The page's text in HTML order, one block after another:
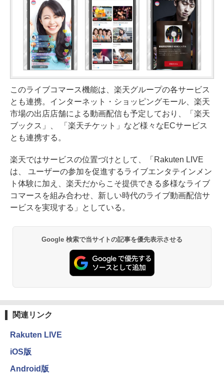
このライブコマース機能は、楽天グループの各サービス
とも連携。インターネット・ショッピングモール、楽天
市場の出店店舗による動画配信も予定しており、「楽天
ブックス」、 「楽天チケット」など様々なECサービス
とも連携する。
楽天ではサービスの位置づけとして、「Rakuten LIVE
は、 ユーザーの参加を促進するライブエンタテインメン
ト体験に加え、楽天だからこそ提供できる多様なライブ
コマースを組み合わせ、新しい時代のライブ動画配信サ
ービスを実現する」としている。
Google 検索で当サイトの記事を優先表示させる
関連リンク
Rakuten LIVE
iOS版
Android版